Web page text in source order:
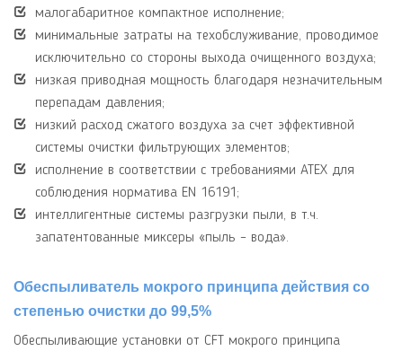
малогабаритное компактное исполнение;
минимальные затраты на техобслуживание, проводимое
исключительно со стороны выхода очищенного воздуха;
низкая приводная мощность благодаря незначительным
перепадам давления;
низкий расход сжатого воздуха за счет эффективной
системы очистки фильтрующих элементов;
исполнение в соответствии с требованиями АТЕХ для
соблюдения норматива EN 16191;
интеллигентные системы разгрузки пыли, в т.ч.
запатентованные миксеры «пыль – вода».
Обеспыливатель мокрого принципа действия со
степенью очистки до 99,5%
Обеспыливающие установки от CFT
мокрого принципа